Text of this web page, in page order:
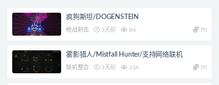
疯狗斯坦/DOGENSTEIN
枪战射击 3天前 84 70
雾影猎人/Mistfall Hunter/支持网络联机
联机整合 3天前 214 70